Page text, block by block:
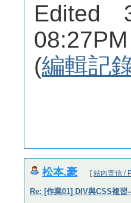
Edited
(編輯記
松本.豪 [站內寄信 /
Re: [作業01] DIV與CSS複